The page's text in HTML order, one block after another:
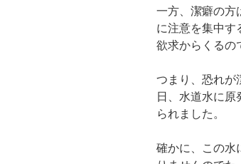
一方、潔癖の方
に注意を集中す
欲求からくるの
つまり、恐れが
日、水道水に原
られました。
確かに、この水